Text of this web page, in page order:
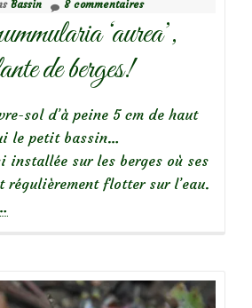
petit
jardin
Bassin 8 commentaires
‘aurea’,
de berges!
sol d’à peine 5 cm de haut
le petit bassin…
installée sur les berges où ses
régulièrement flotter sur l’eau.